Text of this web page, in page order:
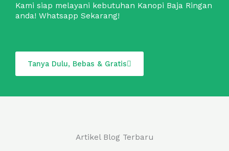
Kami siap melayani kebutuhan Kanopi Baja Ringan
anda! Whatsapp Sekarang!
Tanya Dulu, Bebas & Gratis
Artikel Blog Terbaru